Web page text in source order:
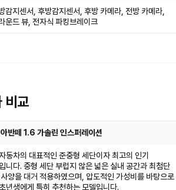
감지센서, 후방감지센서, 후방 카메라, 전방 카메라,
운드 뷰, 전자식 파킹브레이크
비교
반떼 1.6 가솔린 인스퍼레이션
동차의 대표적인 준중형 세단이자 최고의 인기
니다. 중형 세단 부럽지 않은 넓은 실내 공간과 최첨단
양을 대거 적용하였으며, 압도적인 가성비를 바탕으로
년생에게 특히 추천하는 모델입니다.